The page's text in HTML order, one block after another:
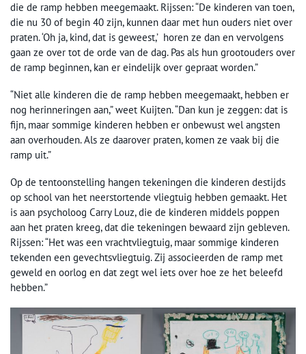
die de ramp hebben meegemaakt. Rijssen: “De kinderen van toen,
die nu 30 of begin 40 zijn, kunnen daar met hun ouders niet over
praten. ‘Oh ja, kind, dat is geweest,’ horen ze dan en vervolgens
gaan ze over tot de orde van de dag. Pas als hun grootouders over
de ramp beginnen, kan er eindelijk over gepraat worden.”
“Niet alle kinderen die de ramp hebben meegemaakt, hebben er
nog herinneringen aan,” weet Kuijten. “Dan kun je zeggen: dat is
fijn, maar sommige kinderen hebben er onbewust wel angsten
aan overhouden. Als ze daarover praten, komen ze vaak bij die
ramp uit.”
Op de tentoonstelling hangen tekeningen die kinderen destijds
op school van het neerstortende vliegtuig hebben gemaakt. Het
is aan psycholoog Carry Louz, die de kinderen middels poppen
aan het praten kreeg, dat die tekeningen bewaard zijn gebleven.
Rijssen: “Het was een vrachtvliegtuig, maar sommige kinderen
tekenden een gevechtsvliegtuig. Zij associeerden de ramp met
geweld en oorlog en dat zegt wel iets over hoe ze het beleefd
hebben.”